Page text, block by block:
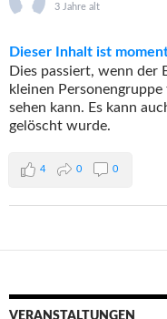
3 Jahre alt
Dieser Inhalt ist
Dies passiert, wenn der
kleinen
sehen kann. Es kann
gelöscht wurde.
4 0 0
VERANSTALTUNGEN